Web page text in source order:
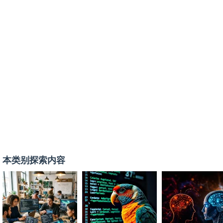
本类别探索内容